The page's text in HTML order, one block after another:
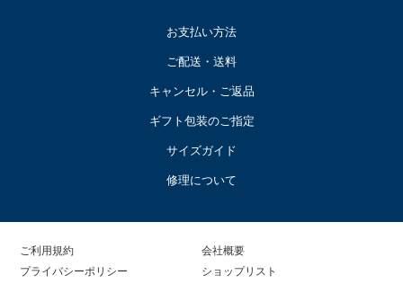
お支払い方法
ご配送・送料
キャンセル・ご返品
ギフト包装のご指定
サイズガイド
修理について
ご利用規約
プライバシーポリシー
会社概要
ショップリスト